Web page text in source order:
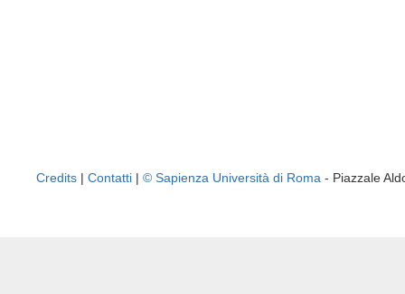
Credits | Contatti | © Sapienza Università di Roma - Piazzale